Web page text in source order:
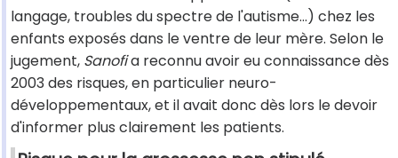
langage, troubles du spectre de l'autisme...) chez les
enfants exposés dans le ventre de leur mère. Selon le
jugement, Sanofia reconnu avoir eu connaissance dès
2003 des risques, en particulier neuro-
développementaux, et il avait donc dès lors le devoir
d'informer plus clairement les patients.